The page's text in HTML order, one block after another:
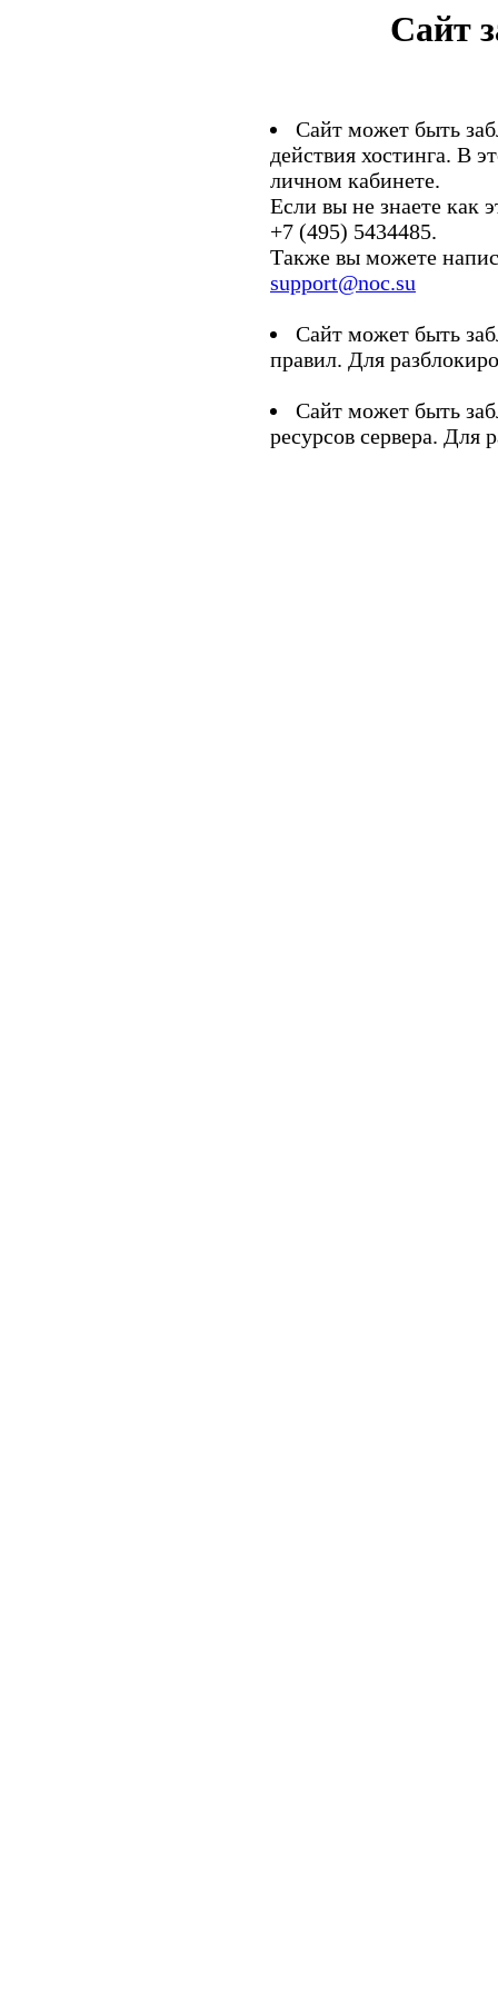
Сайт
Сайт может быть
действия хостинга. В
личном кабинете.
Если вы не знаете как
+7 (495) 5434485.
Также вы можете
support@noc.su
Сайт может быть
правил. Для
Сайт может быть
ресурсов сервера. Для